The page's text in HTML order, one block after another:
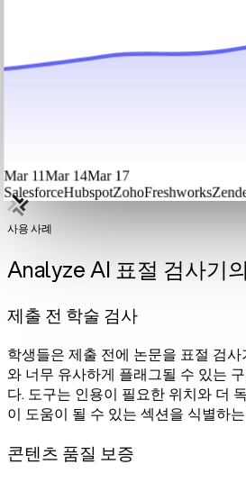
Mar 11Mar 14Mar 17
SalesforceHubspotZohoFreshworks
사용 사례
Analyze AI 표절 검사기
제출 전 학술 검사
학생들은 제출 전에 논문을 표절 검
와 너무 유사하게 플래그될 수 있는
다. 도구는 인용이 필요한 위치와 더
이 도움이 될 수 있는 섹션을 식별하
콘텐츠 품질 보증